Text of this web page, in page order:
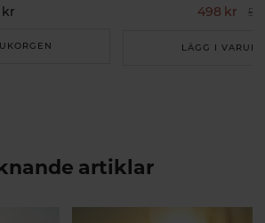
498 kr
LÄGG I
artiklar